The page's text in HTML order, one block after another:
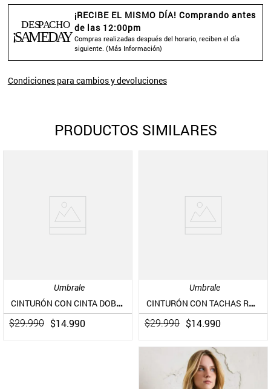
¡RECIBE EL MISMO DÍA! Comprando antes
de las 12:00pm
Compras realizadas después del horario, reciben el día
siguiente. (Más Información)
Condiciones para cambios y devoluciones
PRODUCTOS SIMILARES
Umbrale
CINTURÓN CON CINTA DOBLE DE CUERO PIEL
$29.990 $14.990
Umbrale
CINTURÓN CON TACHAS ROMBOS DE GAMUZA
$29.990 $14.990